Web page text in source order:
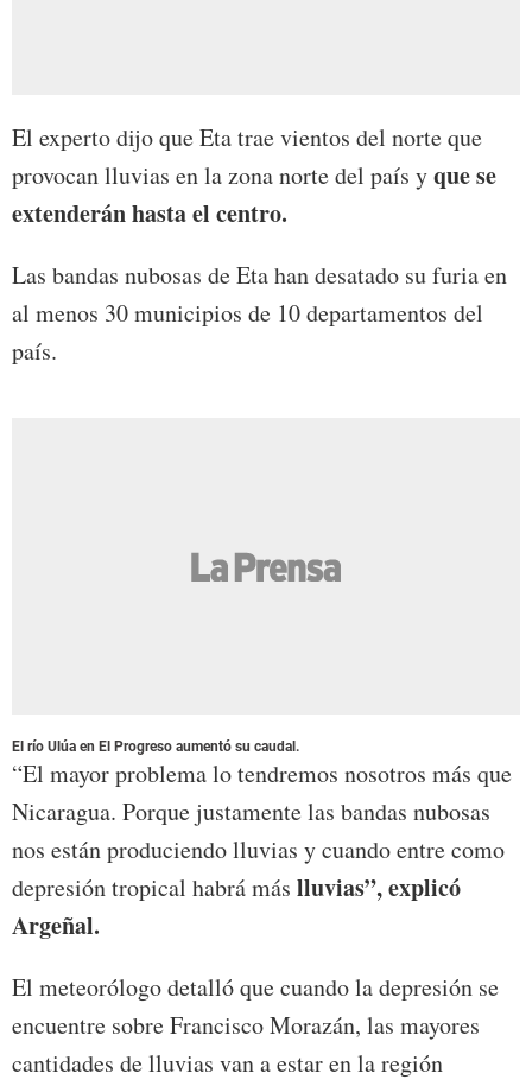
El experto dijo que Eta trae vientos del norte que
provocan lluvias en la zona norte del país yque se
extenderán hasta el centro.
Las bandas nubosas de Eta han desatado su furia en
al menos 30 municipios de 10 departamentos del
país.
El río Ulúa en El Progreso aumentó su caudal.
“El mayor problema lo tendremos nosotros más que
Nicaragua. Porque justamente las bandas nubosas
nos están produciendo lluvias y cuando entre como
depresión tropical habrá más lluvias”, explicó
Argeñal.
El meteorólogo detalló que cuando la depresión se
encuentre sobre Francisco Morazán, las mayores
cantidades de lluvias van a estar en la región